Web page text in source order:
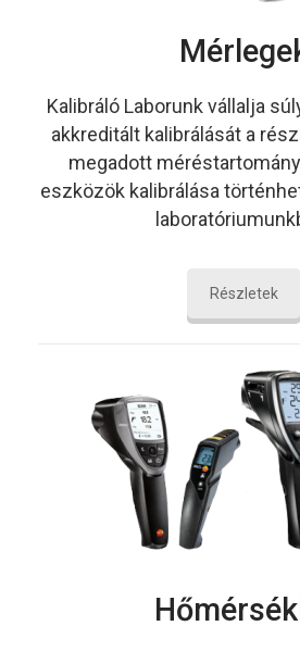
Kalibráló Laborunk vállalja
akkreditált kalibrálását a
megadott
eszközök kalibrálása
Részletek